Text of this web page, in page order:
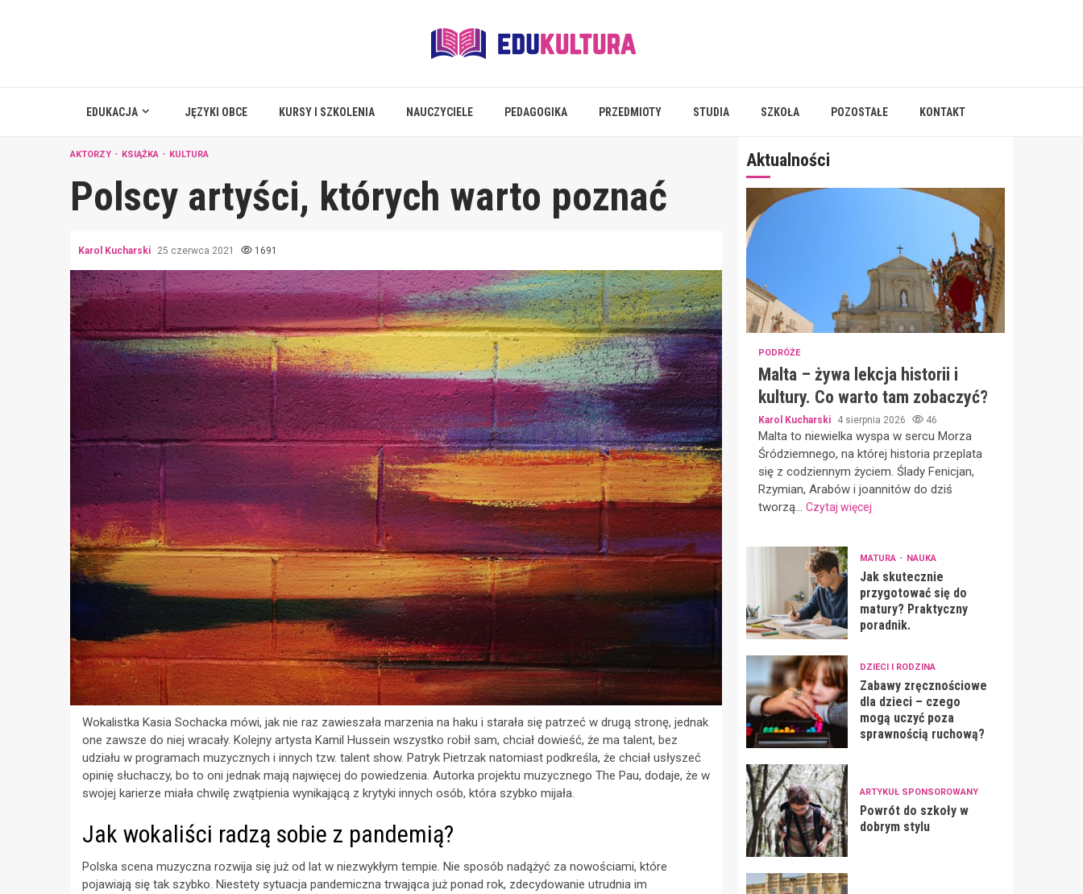
EDUKACJA JĘZYKI OBCE KURSY I SZKOLENIA NAUCZYCIELE PEDAGOGIKA PRZEDMIOTY STUDIA SZKOŁA POZOSTAŁE KONTAKT
AKTORZY KSIĄŻKA KULTURA
Polscy artyści, których warto poznać
Karol Kucharski 25 czerwca 2021 1691
Wokalistka Kasia Sochacka mówi, jak nie raz zawieszała marzenia na haku i starała się patrzeć w drugą stronę, jednak
one zawsze do niej wracały. Kolejny artysta Kamil Hussein wszystko robił sam, chciał dowieść, że ma talent, bez
udziału w programach muzycznych i innych tzw. talent show. Patryk Pietrzak natomiast podkreśla, że chciał usłyszeć
opinię słuchaczy, bo to oni jednak mają najwięcej do powiedzenia. Autorka projektu muzycznego The Pau, dodaje, że w
swojej karierze miała chwilę zwątpienia wynikającą z krytyki innych osób, która szybko mijała.
Jak wokaliści radzą sobie z pandemią?
Polska scena muzyczna rozwija się już od lat w niezwykłym tempie. Nie sposób nadążyć za nowościami, które
pojawiają się tak szybko. Niestety sytuacja pandemiczna trwająca już ponad rok, zdecydowanie utrudnia im
Aktualności
PODRÓŻE
Malta – żywa lekcja historii i
kultury. Co warto tam zobaczyć?
Karol Kucharski 4 sierpnia 2026 46
Malta to niewielka wyspa w sercu Morza
Śródziemnego, na której historia przeplata
się z codziennym życiem. Ślady Fenicjan,
Rzymian, Arabów i joannitów do dziś
tworzą... Czytaj więcej
MATURA NAUKA
Jak skutecznie
przygotować się do
matury? Praktyczny
poradnik.
DZIECI I RODZINA
Zabawy zręcznościowe
dla dzieci – czego
mogą uczyć poza
sprawnością ruchową?
ARTYKUŁ SPONSOROWANY
Powrót do szkoły w
dobrym stylu